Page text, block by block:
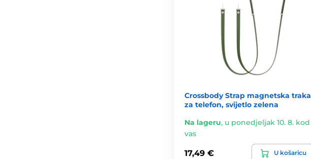
Crossbody Strap magnetska traka
za telefon, svijetlo zelena
Na lageru, u ponedjeljak 10. 8. kod
vas
17,49 € U košaricu